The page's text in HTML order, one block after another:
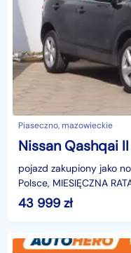
Piaseczno, mazowieckie
pojazd zakupiony jako
Polsce, MIESIĘCZNA RATA NA TEN SAMOCHÓD JUŻ OD 262
PLN*Podana w
43 999 zł